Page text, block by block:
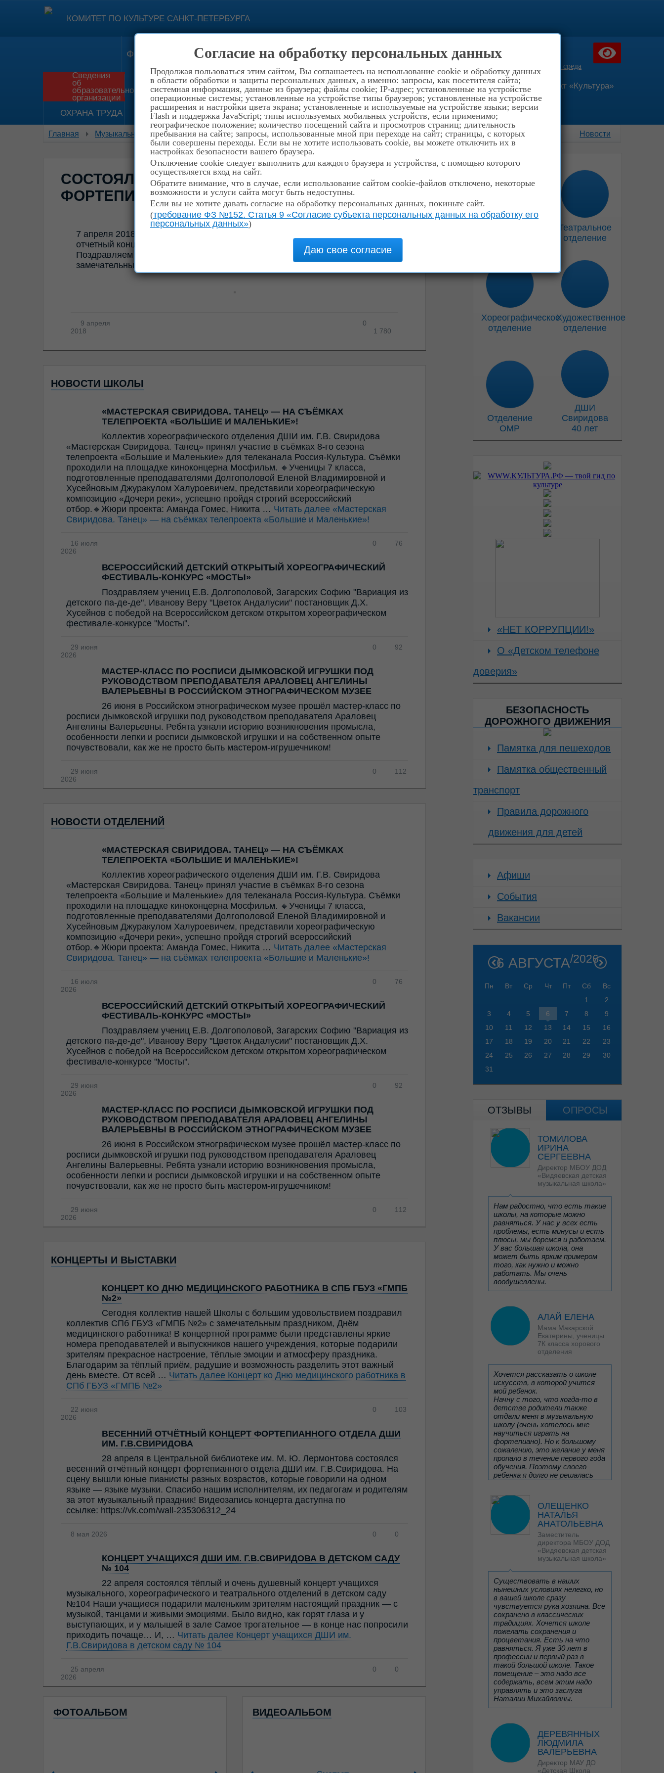
Согласие на обработку персональных данных
Продолжая пользоваться этим сайтом, Вы соглашаетесь на использование cookie и обработку данных
в области обработки и защиты персональных данных, а именно: запросы, как посетителя сайта;
системная информация, данные из браузера; файлы cookie; IP-адрес; установленные на устройстве
операционные системы; установленные на устройстве типы браузеров; установленные на устройстве
расширения и настройки цвета экрана; установленные и используемые на устройстве языки; версии
Flash и поддержка JavaScript; типы используемых мобильных устройств, если применимо;
географическое положение; количество посещений сайта и просмотров страниц; длительность
пребывания на сайте; запросы, использованные мной при переходе на сайт; страницы, с которых
были совершены переходы. Если вы не хотите использовать cookie, вы можете отключить их в
настройках безопасности вашего браузера.
Отключение cookie следует выполнить для каждого браузера и устройства, с помощью которого
осуществляется вход на сайт.
Обратите внимание, что в случае, если использование сайтом cookie-файлов отключено, некоторые
возможности и услуги сайта могут быть недоступны.
Если вы не хотите давать согласие на обработку персональных данных, покиньте сайт.
(требование ФЗ №152. Статья 9 «Согласие субъекта персональных данных на обработку его
персональных данных»)
КОМИТЕТ ПО КУЛЬТУРЕ САНКТ-ПЕТЕРБУРГА
Форма обратной связи Контакты
8-921-957-94-66
194352, Санкт-Петербург, пр.Просвещения д.40
Доступная среда
Сведения
об
образовательной
организации
Приём в школу История Музей Награды Конкурсы Расписание Национальный проект «Культура»
ОХРАНА ТРУДА НЕТ КОРРУПЦИИ!
Новости
Главная Музыкальное отделение Cостоялся отчетный концерт фортепианного отдела
CОСТОЯЛСЯ ОТЧЕТНЫЙ КОНЦЕРТ
ФОРТЕПИАННОГО ОТДЕЛА
7 апреля 2018 г. в Культурном центре Елены Образцовой состоялся
отчетный концерт фортепианного отдела.
Поздравляем всех исполнителей, их преподавателей и родителей с этим
замечательным праздником музыки!
9 апреля
2018
1 780
0
НОВОСТИ ШКОЛЫ
«МАСТЕРСКАЯ СВИРИДОВА. ТАНЕЦ» — НА СЪЁМКАХ
ТЕЛЕПРОЕКТА «БОЛЬШИЕ И МАЛЕНЬКИЕ»!
Коллектив хореографического отделения ДШИ им. Г.В. Свиридова
«Мастерская Свиридова. Танец» принял участие в съёмках 8-го сезона
телепроекта «Большие и Маленькие» для телеканала Россия-Культура. Съёмки
проходили на площадке киноконцерна Мосфильм. 🔸Ученицы 7 класса,
подготовленные преподавателями Долгополовой Еленой Владимировной и
Хусейновым Джуракулом Халуроевичем, представили хореографическую
композицию «Дочери реки», успешно пройдя строгий всероссийский
отбор.🔸Жюри проекта: Аманда Гомес, Никита … Читать далее «Мастерская
Свиридова. Танец» — на съёмках телепроекта «Большие и Маленькие»!
16 июля
2026
76
0
ВСЕРОССИЙСКИЙ ДЕТСКИЙ ОТКРЫТЫЙ ХОРЕОГРАФИЧЕСКИЙ
ФЕСТИВАЛЬ-КОНКУРС «МОСТЫ»
Поздравляем учениц Е.В. Долгополовой, Загарских Софию "Вариация из
детского па-де-де", Иванову Веру "Цветок Андалусии" постановщик Д.Х.
Хусейнов с победой на Всероссийском детском открытом хореографическом
фестивале-конкурсе "Мосты".
29 июня
2026
92
0
МАСТЕР-КЛАСС ПО РОСПИСИ ДЫМКОВСКОЙ ИГРУШКИ ПОД
РУКОВОДСТВОМ ПРЕПОДАВАТЕЛЯ АРАЛОВЕЦ АНГЕЛИНЫ
ВАЛЕРЬЕВНЫ В РОССИЙСКОМ ЭТНОГРАФИЧЕСКОМ МУЗЕЕ
26 июня в Российском этнографическом музее прошёл мастер-класс по
росписи дымковской игрушки под руководством преподавателя Араловец
Ангелины Валерьевны. Ребята узнали историю возникновения промысла,
особенности лепки и росписи дымковской игрушки и на собственном опыте
почувствовали, как же не просто быть мастером-игрушечником!
29 июня
2026
112
0
НОВОСТИ ОТДЕЛЕНИЙ
«МАСТЕРСКАЯ СВИРИДОВА. ТАНЕЦ» — НА СЪЁМКАХ
ТЕЛЕПРОЕКТА «БОЛЬШИЕ И МАЛЕНЬКИЕ»!
Коллектив хореографического отделения ДШИ им. Г.В. Свиридова
«Мастерская Свиридова. Танец» принял участие в съёмках 8-го сезона
телепроекта «Большие и Маленькие» для телеканала Россия-Культура. Съёмки
проходили на площадке киноконцерна Мосфильм. 🔸Ученицы 7 класса,
подготовленные преподавателями Долгополовой Еленой Владимировной и
Хусейновым Джуракулом Халуроевичем, представили хореографическую
композицию «Дочери реки», успешно пройдя строгий всероссийский
отбор.🔸Жюри проекта: Аманда Гомес, Никита … Читать далее «Мастерская
Свиридова. Танец» — на съёмках телепроекта «Большие и Маленькие»!
16 июля
2026
76
0
ВСЕРОССИЙСКИЙ ДЕТСКИЙ ОТКРЫТЫЙ ХОРЕОГРАФИЧЕСКИЙ
ФЕСТИВАЛЬ-КОНКУРС «МОСТЫ»
Поздравляем учениц Е.В. Долгополовой, Загарских Софию "Вариация из
детского па-де-де", Иванову Веру "Цветок Андалусии" постановщик Д.Х.
Хусейнов с победой на Всероссийском детском открытом хореографическом
фестивале-конкурсе "Мосты".
29 июня
2026
92
0
МАСТЕР-КЛАСС ПО РОСПИСИ ДЫМКОВСКОЙ ИГРУШКИ ПОД
РУКОВОДСТВОМ ПРЕПОДАВАТЕЛЯ АРАЛОВЕЦ АНГЕЛИНЫ
ВАЛЕРЬЕВНЫ В РОССИЙСКОМ ЭТНОГРАФИЧЕСКОМ МУЗЕЕ
26 июня в Российском этнографическом музее прошёл мастер-класс по
росписи дымковской игрушки под руководством преподавателя Араловец
Ангелины Валерьевны. Ребята узнали историю возникновения промысла,
особенности лепки и росписи дымковской игрушки и на собственном опыте
почувствовали, как же не просто быть мастером-игрушечником!
29 июня
2026
112
0
КОНЦЕРТЫ И ВЫСТАВКИ
КОНЦЕРТ КО ДНЮ МЕДИЦИНСКОГО РАБОТНИКА В СПБ ГБУЗ «ГМПБ
№2»
Сегодня коллектив нашей Школы с большим удовольствием поздравил
коллектив СПб ГБУЗ «ГМПБ №2» с замечательным праздником, Днём
медицинского работника! В концертной программе были представлены яркие
номера преподавателей и выпускников нашего учреждения, которые подарили
зрителям прекрасное настроение, тёплые эмоции и атмосферу праздника.
Благодарим за тёплый приём, радушие и возможность разделить этот важный
день вместе. От всей … Читать далее Концерт ко Дню медицинского работника в
СПб ГБУЗ «ГМПБ №2»
22 июня
2026
103
0
ВЕСЕННИЙ ОТЧЁТНЫЙ КОНЦЕРТ ФОРТЕПИАННОГО ОТДЕЛА ДШИ
ИМ. Г.В.СВИРИДОВА
28 апреля в Центральной библиотеке им. М. Ю. Лермонтова состоялся
весенний отчётный концерт фортепианного отдела ДШИ им. Г.В.Свиридова. На
сцену вышли юные пианисты разных возрастов, которые говорили на одном
языке — языке музыки. Спасибо нашим исполнителям, их педагогам и родителям
за этот музыкальный праздник! Видеозапись концерта даступна по
ссылке: https://vk.com/wall-235306312_24
8 мая 2026 0
0
КОНЦЕРТ УЧАЩИХСЯ ДШИ ИМ. Г.В.СВИРИДОВА В ДЕТСКОМ САДУ
№ 104
22 апреля состоялся тёплый и очень душевный концерт учащихся
музыкального, хореографического и театрального отделений в детском саду
№104 Наши учащиеся подарили маленьким зрителям настоящий праздник — с
музыкой, танцами и живыми эмоциями. Было видно, как горят глаза и у
выступающих, и у малышей в зале Самое трогательное — в конце нас попросили
приходить почаще… И, … Читать далее Концерт учащихся ДШИ им.
Г.В.Свиридова в детском саду № 104
25 апреля
2026
0
0
ФОТОАЛЬБОМ ВИДЕОАЛЬБОМ
Театральное
отделение
Хореографическое
отделение
Художественное
отделение
Отделение
ОМР
ДШИ
Свиридова
40 лет
«НЕТ КОРРУПЦИИ!»
О «Детском телефоне
доверия»
БЕЗОПАСНОСТЬ
ДОРОЖНОГО ДВИЖЕНИЯ
Памятка для пешеходов
Памятка общественный
транспорт
Правила дорожного
движения для детей
Афиши
События
Вакансии
6 АВГУСТА/2026
Пн Вт Ср Чт Пт Сб
Вс
1
2
3
4 5 6 7 8
9
10
11 12 13 14 15
16
17
18 19 20 21 22
23
24
25 26 27 28 29
30
31
ОТЗЫВЫ ОПРОСЫ
ТОМИЛОВА
ИРИНА
СЕРГЕЕВНА
Директор МБОУ ДОД
«Видяевская детская
музыкальная школа»
Нам радостно, что есть такие
школы, на которые можно
равняться. У нас у всех есть
проблемы, есть минусы и есть
плюсы, мы боремся и работаем.
У вас большая школа, она
может быть ярким примером
того, как нужно и можно
работать. Мы очень
воодушевлены.
АЛАЙ ЕЛЕНА
Мама Макарской
Екатерины, ученицы
7К класса хорового
отделения
Хочется рассказать о школе
искусств, в которой учится
мой ребенок.
Начну с того, что когда-то в
детстве родители также
отдали меня в музыкальную
школу (очень хотелось мне
научиться играть на
фортепиано). Но к большому
сожалению, это желание у меня
пропало в течение первого года
обучения. Поэтому своего
ребенка я долго не решалась
желание заниматься музыкой.
Читать отзыв целиком
Дочь занималась с
репетитором, пока
преподаватель всё-таки не
посоветовала пойти ей в
музыкальную школу.
Дочь прошла вступительные
испытания и поступила в
Санкт-Петербургскую
детскую школу искусств
им.Г.В.Свиридова на хоровое
отделение.
И вот началась жизнь, в
которую она окунулась с
головой. На занятия она всегда
идет с огромной радостью.
Никогда, на протяжении уже 7
лет обучения, не ходила
неподготовленной, потому что
обожает все предметы, любит
своих преподавателей и не
хочет их подвести. Педагоги,
которые всё это время были у
ребенка заслуживают только
Татьяна Борисовна, Куликова
Наталья Олеговна, Рыбакова
Екатерина Владимировна,
Хачикян Елена Ашотовна,
Виноградова Ольга
Александровна. Время на
ОЛЕЩЕНКО
НАТАЛЬЯ
АНАТОЛЬЕВНА
Заместитель
директора МБОУ ДОД
«Видяевская детская
музыкальная школа»
Существовать в наших
нынешних условиях нелегко, но
в вашей школе сразу
чувствуется рука хозяина. Все
сохранено в классических
традициях. Хочется школе
пожелать сохранения и
процветания. Есть на что
равняться. Я уже 30 лет в
профессии и первый раз в
такой большой школе. Такое
помещение – это надо все
содержать, всем этим надо
управлять и это заслуга
Наталии Михайловны.
ДЕРЕВЯННЫХ
ЛЮДМИЛА
ВАЛЕРЬЕВНА
Директор МАУ ДО
«Детская Школа